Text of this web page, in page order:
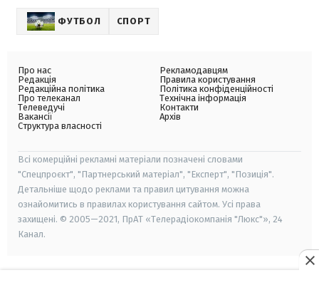
ФУТБОЛ СПОРТ
Про нас
Редакція
Редакційна політика
Про телеканал
Телеведучі
Вакансії
Структура власності
Рекламодавцям
Правила користування
Політика конфіденційності
Технічна інформація
Контакти
Архів
Всі комерційні рекламні матеріали позначені словами
"Спецпроєкт", "Партнерський матеріал", "Експерт", "Позиція".
Детальніше щодо реклами та правил цитування можна
ознайомитись в правилах користування сайтом. Усі права
захищені. © 2005—2021, ПрАТ «Телерадіокомпанія "Люкс"», 24
Канал.